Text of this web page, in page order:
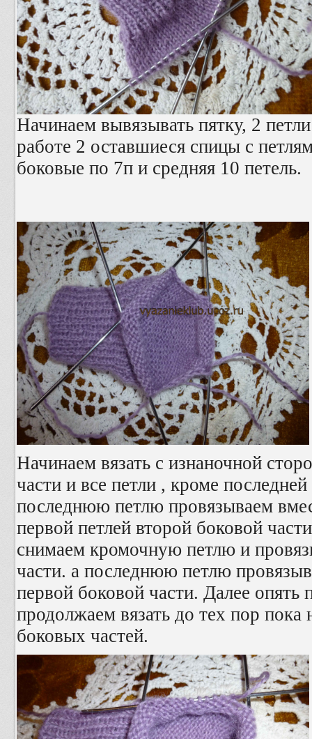
Начинаем вывязывать пятку, 2
работе 2 оставшиеся спицы с
боковые по 7п и средняя 10 петель.
Начинаем вязать с изнаночной
части и все петли , кроме
последнюю петлю провязываем
первой петлей второй боковой
снимаем кромочную петлю и
части. а последнюю петлю
первой боковой части. Далее опять
продолжаем вязать до тех пор пока
боковых частей.